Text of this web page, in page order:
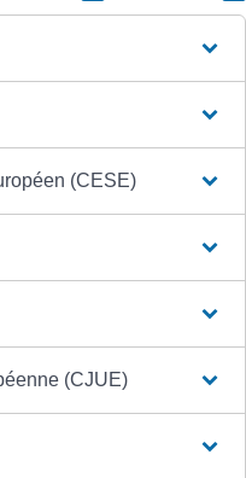
(CESE)
(CJUE)